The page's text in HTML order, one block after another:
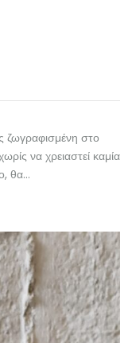
στο
να χρειαστεί καμία
θα…